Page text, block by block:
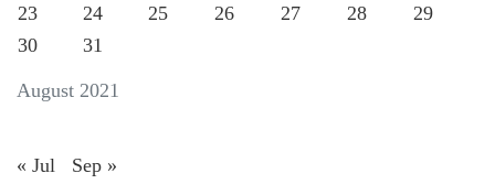
August 2021
23
24 25 26 27 28
29
30
31
« Jul Sep »